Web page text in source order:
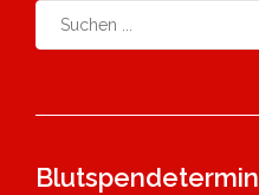
Blutspendetermin